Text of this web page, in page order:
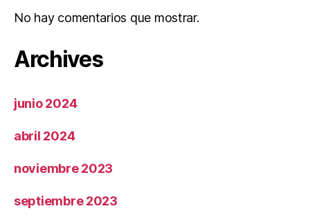
No hay comentarios que mostrar.
Archives
junio 2024
abril 2024
noviembre 2023
septiembre 2023